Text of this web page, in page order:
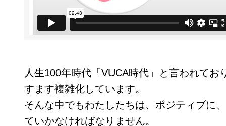
人生100年時代「VUCA時代」と言われてお
すます複雑化しています。
そんな中でもわたしたちは、ポジティブに
ていかなければなりません。